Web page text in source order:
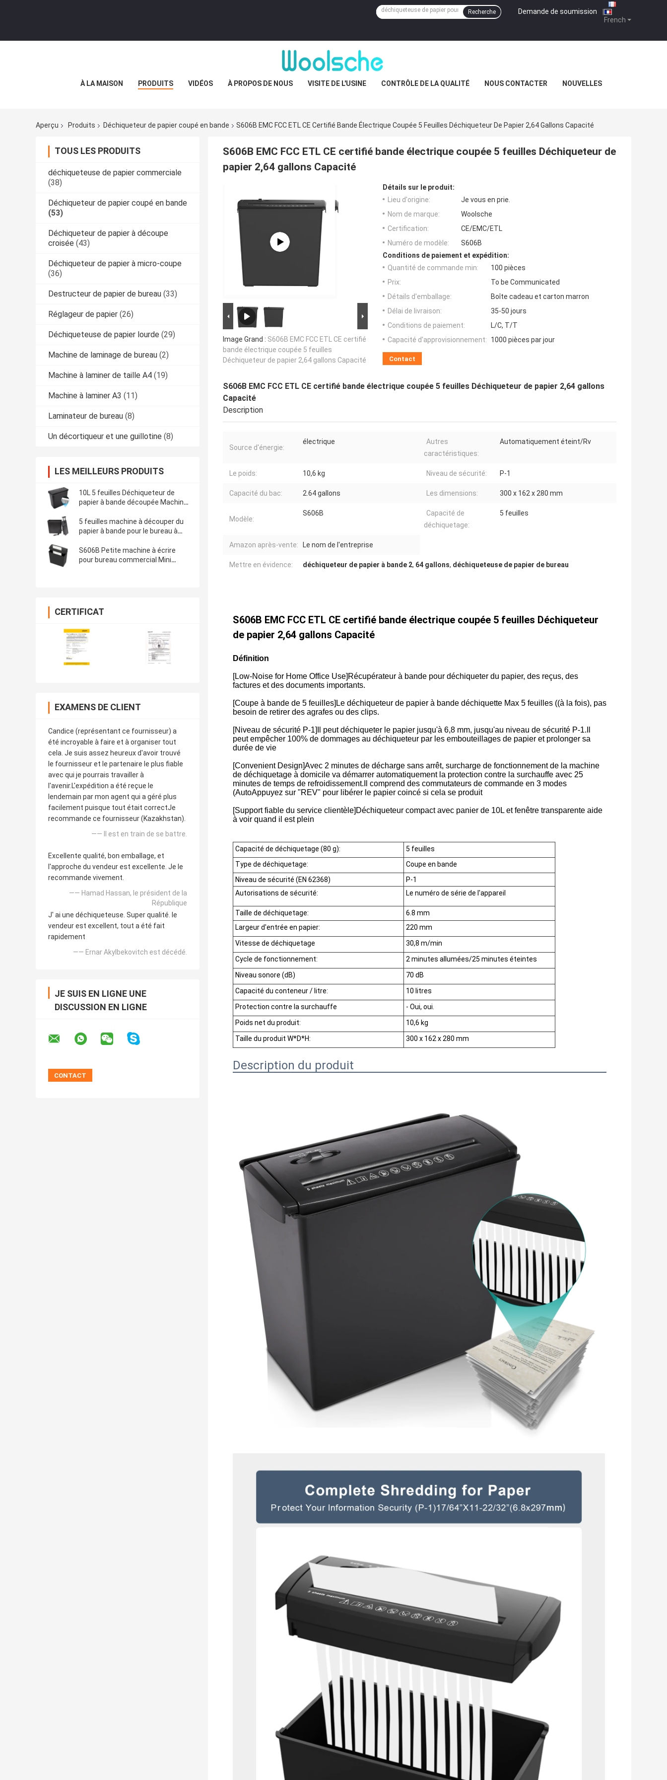
French
Demande de soumission |
Recherche
À LA MAISON PRODUITS VIDÉOS À PROPOS DE NOUS VISITE DE L'USINE CONTRÔLE DE LA QUALITÉ NOUS CONTACTER NOUVELLES
Aperçu Produits Déchiqueteur de papier coupé en bande S606B EMC FCC ETL CE Certifié Bande Électrique Coupée 5 Feuilles Déchiqueteur De Papier 2,64 Gallons Capacité
TOUS LES PRODUITS
déchiqueteuse de papier commerciale
(38)
Déchiqueteur de papier coupé en bande
(53)
Déchiqueteur de papier à découpe
croisée (43)
Déchiqueteur de papier à micro-coupe
(36)
Destructeur de papier de bureau (33)
Réglageur de papier (26)
Déchiqueteuse de papier lourde (29)
Machine de laminage de bureau (2)
Machine à laminer de taille A4 (19)
Machine à laminer A3 (11)
Laminateur de bureau (8)
Un décortiqueur et une guillotine (8)
LES MEILLEURS PRODUITS
10L 5 feuilles Déchiqueteur de
papier à bande découpée Machine
CS522S Déchiqueteur de bureau à
domicile
5 feuilles machine à découper du
papier à bande pour le bureau à
CS522S
S606B Petite machine à écrire
pour bureau commercial Mini
CERTIFICAT
EXAMENS DE CLIENT
Candice (représentant ce fournisseur) a
été incroyable à faire et à organiser tout
cela. Je suis assez heureux d'avoir trouvé
le fournisseur et le partenaire le plus fiable
avec qui je pourrais travailler à
l'avenir.L'expédition a été reçue le
lendemain par mon agent qui a géré plus
facilement puisque tout était correctJe
recommande ce fournisseur (Kazakhstan).
—— Il est en train de se battre.
Excellente qualité, bon emballage, et
l'approche du vendeur est excellente. Je le
recommande vivement.
—— Hamad Hassan, le président de la
République
J' ai une déchiqueteuse. Super qualité. le
vendeur est excellent, tout a été fait
rapidement
—— Ernar Akylbekovitch est décédé.
JE SUIS EN LIGNE UNE
DISCUSSION EN LIGNE
S606B EMC FCC ETL CE certifié bande électrique coupée 5 feuilles Déchiqueteur de
papier 2,64 gallons Capacité
Image Grand : S606B EMC FCC ETL CE certifié
bande électrique coupée 5 feuilles
Déchiqueteur de papier 2,64 gallons Capacité
Détails sur le produit:
Lieu d'origine:
Je vous en prie.
Nom de marque:
Woolsche
Certification:
CE/EMC/ETL
Numéro de modèle:
S606B
Conditions de paiement et expédition:
Quantité de commande min:
100 pièces
Prix:
To be Communicated
Détails d'emballage:
Boîte cadeau et carton marron
Délai de livraison:
35-50 jours
Conditions de paiement:
L/C, T/T
Capacité d'approvisionnement:
1000 pièces par jour
Contact
S606B EMC FCC ETL CE certifié bande électrique coupée 5 feuilles Déchiqueteur de papier 2,64 gallons
Capacité
Description
Source d'énergie:
électrique
Autres
caractéristiques:
Automatiquement éteint/Rv
Le poids: 10,6 kg Niveau de sécurité: P-1
Capacité du bac: 2.64 gallons Les dimensions: 300 x 162 x 280 mm
Modèle:
S606B
Capacité de
déchiquetage:
5 feuilles
Amazon après-vente: Le nom de l'entreprise
Mettre en évidence: déchiqueteur de papier à bande 2, 64 gallons, déchiqueteuse de papier de bureau
S606B EMC FCC ETL CE certifié bande électrique coupée 5 feuilles Déchiqueteur
de papier 2,64 gallons Capacité
Définition
[Low-Noise for Home Office Use]Récupérateur à bande pour déchiqueter du papier, des reçus, des
factures et des documents importants.
[Coupe à bande de 5 feuilles]Le déchiqueteur de papier à bande déchiquette Max 5 feuilles ((à la fois), pas
besoin de retirer des agrafes ou des clips.
[Niveau de sécurité P-1]Il peut déchiqueter le papier jusqu'à 6,8 mm, jusqu'au niveau de sécurité P-1.Il
peut empêcher 100% de dommages au déchiqueteur par les embouteillages de papier et prolonger sa
durée de vie
[Convenient Design]Avec 2 minutes de décharge sans arrêt, surcharge de fonctionnement de la machine
de déchiquetage à domicile va démarrer automatiquement la protection contre la surchauffe avec 25
minutes de temps de refroidissement.Il comprend des commutateurs de commande en 3 modes
(AutoAppuyez sur "REV" pour libérer le papier coincé si cela se produit
[Support fiable du service clientèle]Déchiqueteur compact avec panier de 10L et fenêtre transparente aide
à voir quand il est plein
Capacité de déchiquetage (80 g):
5 feuilles
Type de déchiquetage:
Coupe en bande
Niveau de sécurité (EN 62368)
P-1
Autorisations de sécurité:
Le numéro de série de l'appareil
Taille de déchiquetage:
6.8 mm
Largeur d'entrée en papier:
220 mm
Vitesse de déchiquetage
30,8 m/min
Cycle de fonctionnement:
2 minutes allumées/25 minutes éteintes
Niveau sonore (dB)
70 dB
Capacité du conteneur / litre:
10 litres
Protection contre la surchauffe
- Oui, oui.
Poids net du produit:
10,6 kg
Taille du produit W*D*H:
300 x 162 x 280 mm
Description du produit